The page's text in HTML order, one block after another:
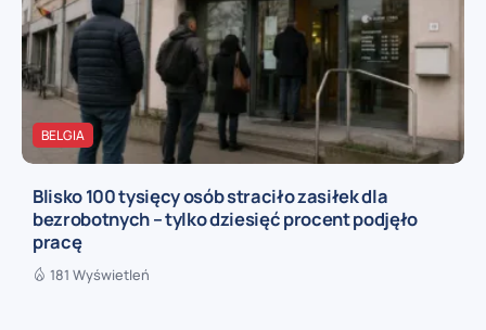
BELGIA
Blisko 100 tysięcy osób straciło zasiłek dla
bezrobotnych – tylko dziesięć procent podjęło
pracę
181 Wyświetleń